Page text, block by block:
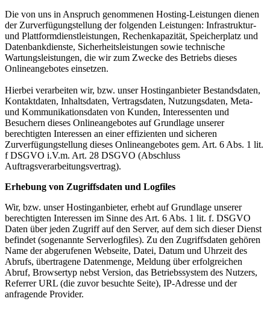
Die von uns in Anspruch genommenen Hosting-Leistungen dienen
der Zurverfügungstellung der folgenden Leistungen: Infrastruktur-
und Plattformdienstleistungen, Rechenkapazität, Speicherplatz und
Datenbankdienste, Sicherheitsleistungen sowie technische
Wartungsleistungen, die wir zum Zwecke des Betriebs dieses
Onlineangebotes einsetzen.
Hierbei verarbeiten wir, bzw. unser Hostinganbieter Bestandsdaten,
Kontaktdaten, Inhaltsdaten, Vertragsdaten, Nutzungsdaten, Meta-
und Kommunikationsdaten von Kunden, Interessenten und
Besuchern dieses Onlineangebotes auf Grundlage unserer
berechtigten Interessen an einer effizienten und sicheren
Zurverfügungstellung dieses Onlineangebotes gem. Art. 6 Abs. 1 lit.
f DSGVO i.V.m. Art. 28 DSGVO (Abschluss
Auftragsverarbeitungsvertrag).
Erhebung von Zugriffsdaten und Logfiles
Wir, bzw. unser Hostinganbieter, erhebt auf Grundlage unserer
berechtigten Interessen im Sinne des Art. 6 Abs. 1 lit. f. DSGVO
Daten über jeden Zugriff auf den Server, auf dem sich dieser Dienst
befindet (sogenannte Serverlogfiles). Zu den Zugriffsdaten gehören
Name der abgerufenen Webseite, Datei, Datum und Uhrzeit des
Abrufs, übertragene Datenmenge, Meldung über erfolgreichen
Abruf, Browsertyp nebst Version, das Betriebssystem des Nutzers,
Referrer URL (die zuvor besuchte Seite), IP-Adresse und der
anfragende Provider.